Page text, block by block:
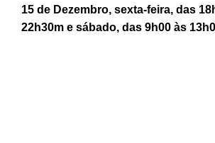
15 de Dezembro, sexta-feira, das
22h30m e sábado, das 9h00 às